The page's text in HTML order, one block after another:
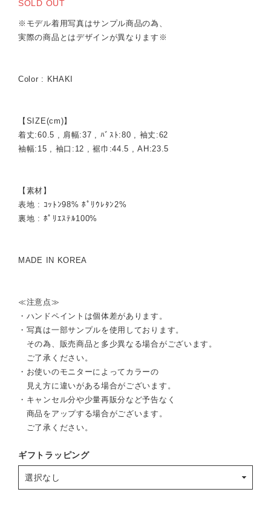
SOLD OUT
※モデル着用写真はサンプル商品の為、
実際の商品とはデザインが異なります※
Color : KHAKI
【SIZE(cm)】
着丈:60.5 , 肩幅:37 , ﾊﾞｽﾄ:80 , 袖丈:62
袖幅:15 , 袖口:12 , 裾巾:44.5 , AH:23.5
【素材】
表地 : ｺｯﾄﾝ98% ﾎﾟﾘｳﾚﾀﾝ2%
裏地 : ﾎﾟﾘｴｽﾃﾙ100%
MADE IN KOREA
≪注意点≫
・ハンドペイントは個体差があります。
・写真は一部サンプルを使用しております。
その為、販売商品と多少異なる場合がございます。
ご了承ください。
・お使いのモニターによってカラーの
見え方に違いがある場合がございます。
・キャンセル分や少量再販分など予告なく
商品をアップする場合がございます。
ご了承ください。
ギフトラッピング